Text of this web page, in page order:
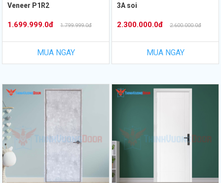
Veneer P1R2
1.699.999.0đ 1.799.999.0đ
MUA NGAY
3A soi
2.300.000.0đ 2.600.000.0đ
MUA NGAY